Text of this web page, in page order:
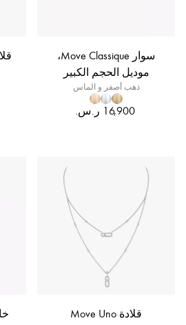
سوار Move Classique،
موديل الحجم الكبير
ذهب أصفر و الماس
‏16,900 ر.س.‏
قلادة Move Uno